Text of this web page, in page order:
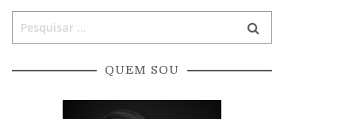
QUEM SOU